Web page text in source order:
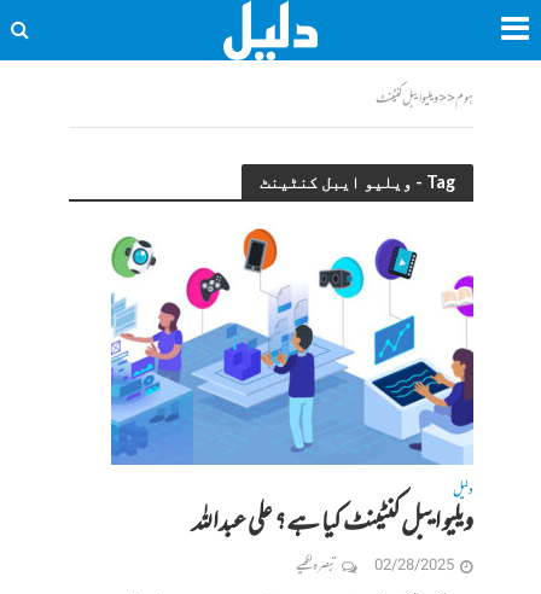
ہوم<<ویلیو ایبل کنٹینٹ
Tag - ویلیو ایبل کنٹینٹ
دلیل
ویلیو ایبل کنٹینٹ کیا ہے؟ علی عبداللہ
02/28/2025 تبصرہ لکھیے